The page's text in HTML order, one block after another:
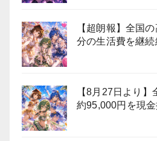
【超朗報】全国
分の生活費を継続
【8月27日より】
約95,000円を現金